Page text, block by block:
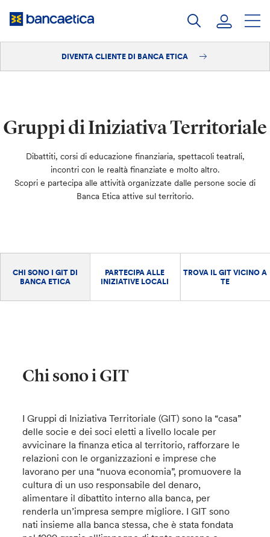
DIVENTA CLIENTE DI BANCA ETICA
Gruppi di Iniziativa Territoriale
Dibattiti, corsi di educazione finanziaria, spettacoli teatrali,
incontri con le realtà finanziate e molto altro.
Scopri e partecipa alle attività organizzate dalle persone socie di
Banca Etica attive sul territorio.
CHI SONO I GIT DI
BANCA ETICA
PARTECIPA ALLE
INIZIATIVE LOCALI
TROVA IL GIT VICINO A
TE
Chi sono i GIT
I Gruppi di Iniziativa Territoriale (GIT) sono la “casa”
delle socie e dei soci eletti a livello locale per
avvicinare la finanza etica al territorio, rafforzare le
relazioni con le organizzazioni e imprese che
lavorano per una “nuova economia”, promuovere la
cultura di un uso responsabile del denaro,
alimentare il dibattito interno alla banca, per
renderla un’impresa sempre migliore. I GIT sono
nati insieme alla banca stessa, che è stata fondata